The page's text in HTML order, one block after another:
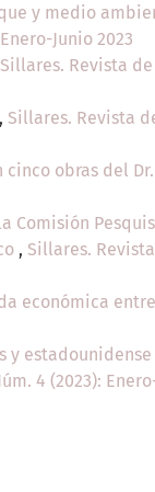
y medio
Junio 2023
Sillares. Revista
, Sillares. Revista
obras del Dr.
Comisión
, Sillares.
económica entre
y
4 (2023):